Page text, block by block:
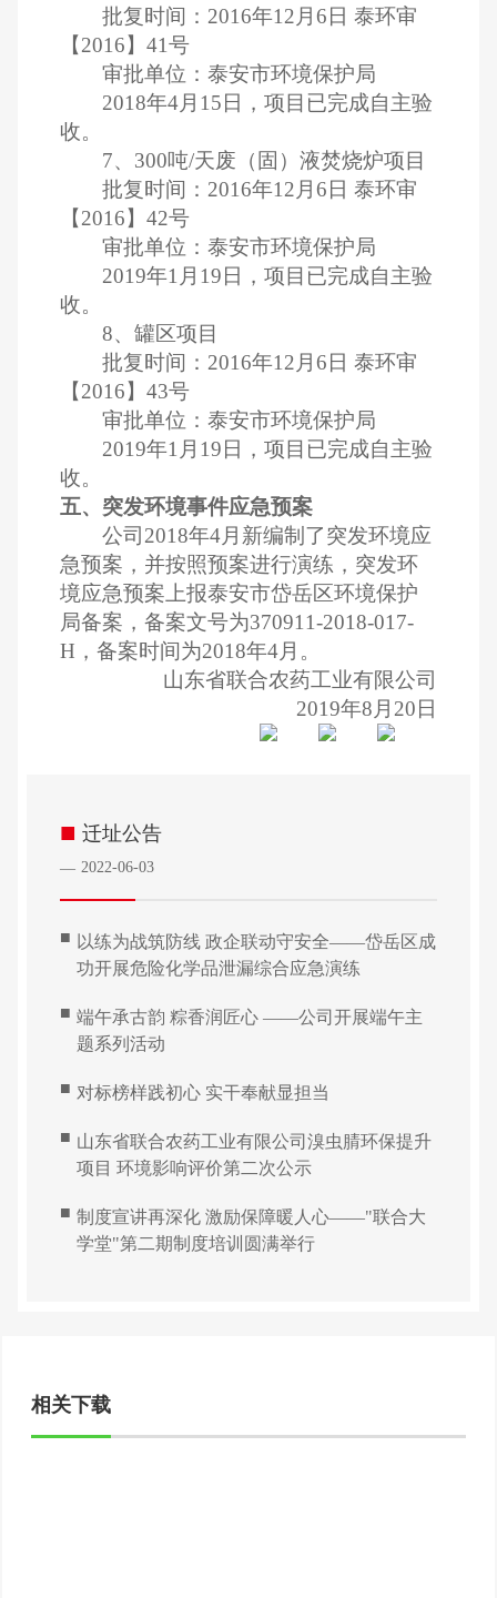
批复时间： 2016年12 月6日 泰环审
【2016】41号
审批单位：泰安市环境保护局
2018年4月 15日，项目已完成自主验
收。
7、 300吨/天废（固）液焚烧炉项目
批复时间： 2016年12 月6日 泰环审
【2016】42号
审批单位：泰安市环境保护局
2019年1 月 19日，项目已完成自主验
收。
8、罐区项目
批复时间： 2016年12 月6日 泰环审
【2016】43号
审批单位：泰安市环境保护局
2019年1 月 19日，项目已完成自主验
收。
五、突发环境事件应急预案
公司2018年4月新编制了突发环境应
急预案，并按照预案进行演练，突发环
境应急预案上报泰安市岱岳区环境保护
局备案，备案文号为370911-2018-017-
H ，备案时间为2018年4月。
山东省联合农药工业有限公司
2019年8 月 20日
■ 迁址公告
— 2022-06-03
■ 以练为战筑防线 政企联动守安全——岱岳区成
功开展危险化学品泄漏综合应急演练
■ 端午承古韵 粽香润匠心 ——公司开展端午主
题系列活动
■ 对标榜样践初心 实干奉献显担当
■ 山东省联合农药工业有限公司溴虫腈环保提升
项目 环境影响评价第二次公示
■ 制度宣讲再深化 激励保障暖人心——"联合大
学堂"第二期制度培训圆满举行
相关下载